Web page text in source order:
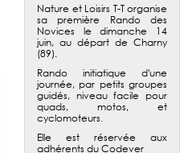
Nature et Loisirs T-T organise
sa première Rando des
Novices le dimanche 14
juin, au départ de Charny
(89).
Rando initiatique d'une
journée, par petits groupes
guidés, niveau facile pour
quads, motos, et
cyclomoteurs.
Elle est réservée aux
adhérents du Codever